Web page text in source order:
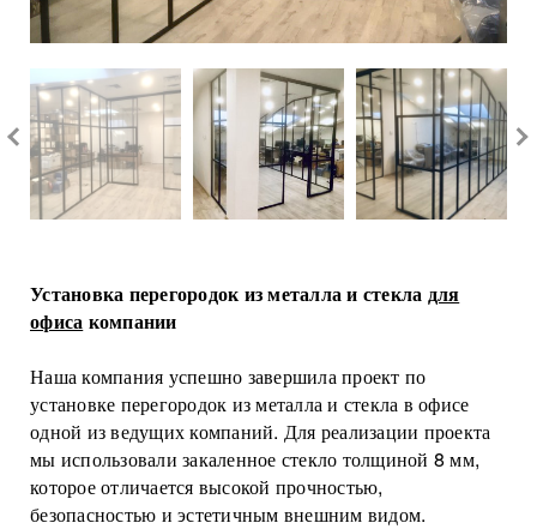
каталог
Лофт перегородки
Металлические перегородки
Стеклянные перегородки
Матовые перегородки
Офисные перегородки
Перегородки в ванную
Душевые перегородки
Цветные перегородки
Перегородки с дверью
Цельностеклянные перегородки
Полки
Рабочие столы
Корпусная мебель
Зеркала
8 499 216 63 97
8 965 412 87 86
info@loftcase.ru
Установка перегородок из металла и стекла для
офиса компании
Наша компания успешно завершила проект по
установке перегородок из металла и стекла в офисе
одной из ведущих компаний. Для реализации проекта
мы использовали закаленное стекло толщиной 8 мм,
которое отличается высокой прочностью,
безопасностью и эстетичным внешним видом.